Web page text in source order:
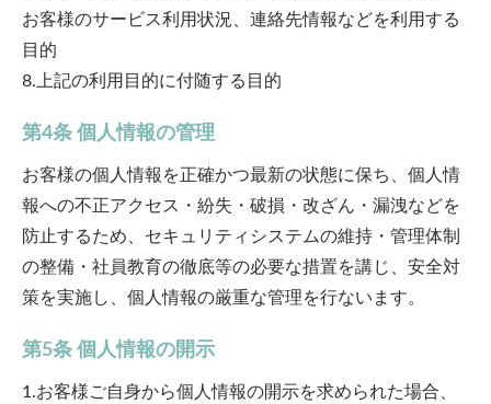
お客様のサービス利用状況、連絡先情報などを利用する
目的
8.上記の利用目的に付随する目的
第4条 個人情報の管理
お客様の個人情報を正確かつ最新の状態に保ち、個人情
報への不正アクセス・紛失・破損・改ざん・漏洩などを
防止するため、セキュリティシステムの維持・管理体制
の整備・社員教育の徹底等の必要な措置を講じ、安全対
策を実施し、個人情報の厳重な管理を行ないます。
第5条 個人情報の開示
1.お客様ご自身から個人情報の開示を求められた場合、